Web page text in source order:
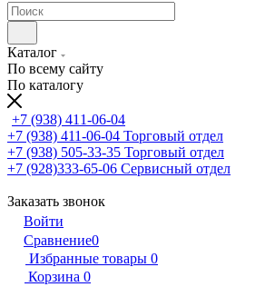
Каталог
По всему сайту
По каталогу
+7 (938) 411-06-04
+7 (938) 411-06-04 Торговый отдел
+7 (938) 505-33-35 Торговый отдел
+7 (928)333-65-06 Сервисный отдел
Заказать звонок
Войти
Сравнение0
Избранные товары 0
Корзина 0